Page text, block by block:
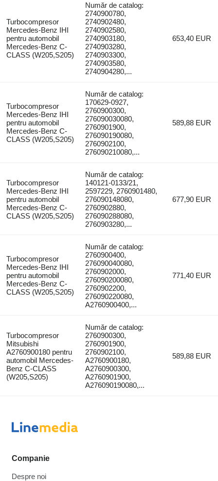
Turbocompresor
Mercedes-Benz IHI
pentru automobil
Mercedes-Benz C-
CLASS (W205,S205)
Număr de catalog:
2740900780,
2740902480,
2740902580,
2740903180,
2740903280,
2740903300,
2740903580,
2740904280,...
653,40 EUR
Turbocompresor
Mercedes-Benz IHI
pentru automobil
Mercedes-Benz C-
CLASS (W205,S205)
Număr de catalog:
170629-0927,
2760900300,
276090030080,
2760901900,
276090190080,
2760902100,
276090210080,...
589,88 EUR
Turbocompresor
Mercedes-Benz IHI
pentru automobil
Mercedes-Benz C-
CLASS (W205,S205)
Număr de catalog:
140121-0133/21,
2597229, 2760901480,
276090148080,
2760902880,
276090288080,
2760903280,...
677,90 EUR
Turbocompresor
Mercedes-Benz IHI
pentru automobil
Mercedes-Benz C-
CLASS (W205,S205)
Număr de catalog:
2760900400,
276090040080,
2760902000,
276090200080,
2760902200,
276090220080,
A2760900400,...
771,40 EUR
Turbocompresor
Mitsubishi
A2760900180 pentru
automobil Mercedes-
Benz C-CLASS
(W205,S205)
Număr de catalog:
2760900300,
2760901900,
2760902100,
A2760900180,
A2760900300,
A2760901900,
A276090190080,...
589,88 EUR
Companie
Despre noi